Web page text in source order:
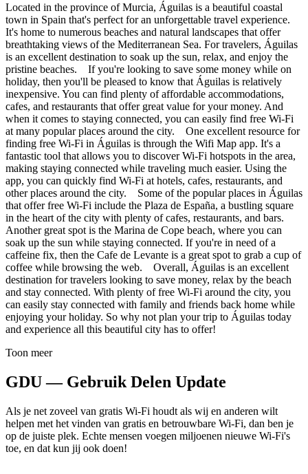
Located in the province of Murcia, Águilas is a beautiful coastal
town in Spain that's perfect for an unforgettable travel experience.
It's home to numerous beaches and natural landscapes that offer
breathtaking views of the Mediterranean Sea. For travelers, Águilas
is an excellent destination to soak up the sun, relax, and enjoy the
pristine beaches. If you're looking to save some money while on
holiday, then you'll be pleased to know that Águilas is relatively
inexpensive. You can find plenty of affordable accommodations,
cafes, and restaurants that offer great value for your money. And
when it comes to staying connected, you can easily find free Wi-Fi
at many popular places around the city. One excellent resource for
finding free Wi-Fi in Águilas is through the Wifi Map app. It's a
fantastic tool that allows you to discover Wi-Fi hotspots in the area,
making staying connected while traveling much easier. Using the
app, you can quickly find Wi-Fi at hotels, cafes, restaurants, and
other places around the city. Some of the popular places in Águilas
that offer free Wi-Fi include the Plaza de España, a bustling square
in the heart of the city with plenty of cafes, restaurants, and bars.
Another great spot is the Marina de Cope beach, where you can
soak up the sun while staying connected. If you're in need of a
caffeine fix, then the Cafe de Levante is a great spot to grab a cup of
coffee while browsing the web. Overall, Águilas is an excellent
destination for travelers looking to save money, relax by the beach
and stay connected. With plenty of free Wi-Fi around the city, you
can easily stay connected with family and friends back home while
enjoying your holiday. So why not plan your trip to Águilas today
and experience all this beautiful city has to offer!
Toon meer
GDU — Gebruik Delen Update
Als je net zoveel van gratis Wi-Fi houdt als wij en anderen wilt
helpen met het vinden van gratis en betrouwbare Wi-Fi, dan ben je
op de juiste plek. Echte mensen voegen miljoenen nieuwe Wi-Fi's
toe, en dat kun jij ook doen!